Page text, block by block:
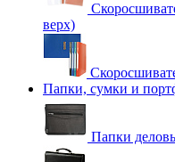
верх)
Папки, сумки и
Папки